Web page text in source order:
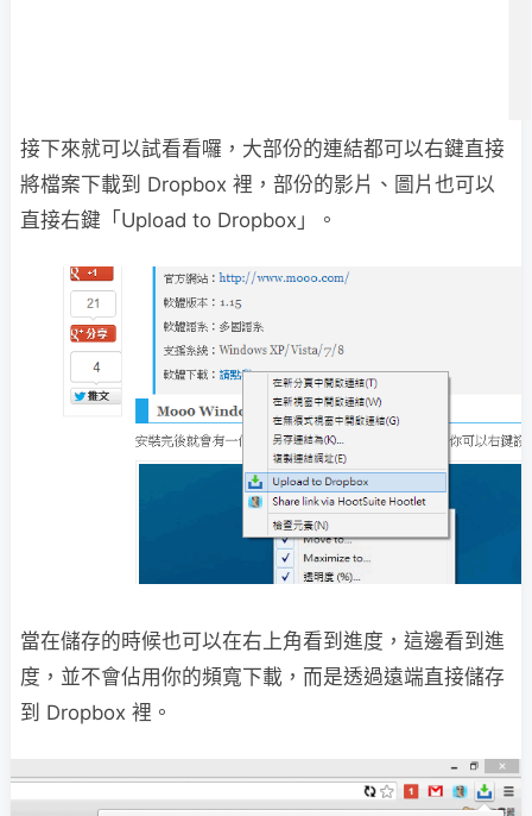
接下來就可以試看看囉，大部份的連結都可以右鍵直接
將檔案下載到 Dropbox 裡，部份的影片、圖片也可以
直接右鍵「Upload to Dropbox」。
當在儲存的時候也可以在右上角看到進度，這邊看到進
度，並不會佔用你的頻寬下載，而是透過遠端直接儲存
到 Dropbox 裡。